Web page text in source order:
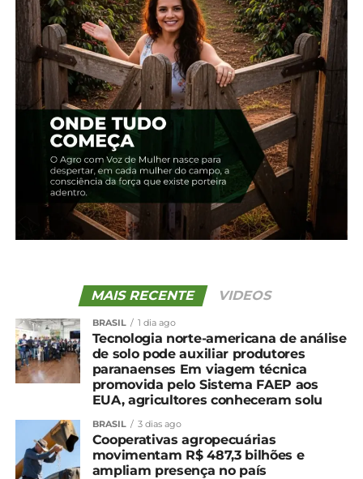
Instagram @feiraunicentro e
@incubadorasocialunicentro. Dúvidas também
podem ser encaminhadas por e-mail para:
incubadorasocial@unicentro.br.
*Coorc Unicentro
Compartilhe isso:
Facebook 18+
Feira Agroecológica da
com expansão e novas
atrações
26 de novembro, 2025
Em "Guarapuava"
Feirão das agroindústrias
produtos de Pinhão
29 de novembro, 2023
Em "Pinhão"
Produtor está há mais de
30 anos na Feira do
Produtor de Irati
15 de julho, 2024
Em "Irati"
MAIS RECENTE VIDEOS
BRASIL 1 dia ago
Tecnologia norte-americana de análise
de solo pode auxiliar produtores
paranaenses Em viagem técnica
promovida pelo Sistema FAEP aos
EUA, agricultores conheceram solu
BRASIL 3 dias ago
Cooperativas agropecuárias
movimentam R$ 487,3 bilhões e
ampliam presença no país